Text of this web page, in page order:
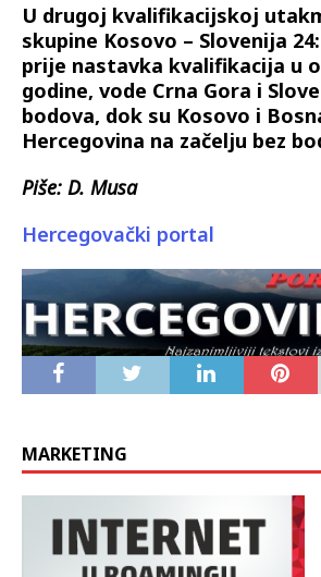
U drugoj kvalifikacijskoj
skupine Kosovo – Slovenija
prije nastavka kvalifikacija u
godine, vode Crna Gora i
bodova, dok su Kosovo i
Hercegovina na začelju bez
Piše: D. Musa
Hercegovački portal
MARKETING